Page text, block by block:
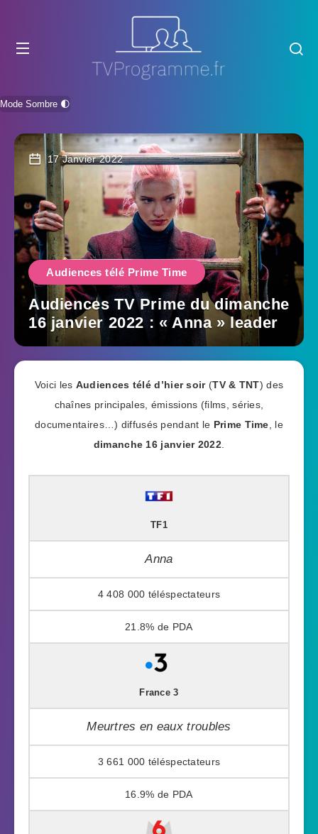
Mode Sombre 🌓
17 Janvier 2022
Audiences télé Prime Time
Audiences TV Prime du dimanche
16 janvier 2022 : « Anna » leader
Voici les Audiences télé d’hier soir (TV & TNT) des
chaînes principales, émissions (films, séries,
documentaires…) diffusés pendant le Prime Time , le
dimanche 16 janvier 2022.
TF1
Anna
4 408 000
21.8%
France 3
Meurtres en eaux troubles
3 661 000
16.9%